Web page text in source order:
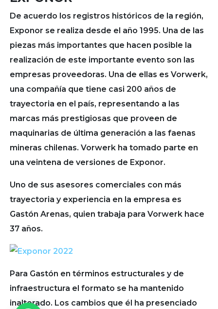
De acuerdo los registros históricos de la región,
Exponor se realiza desde el año 1995. Una de las
piezas más importantes que hacen posible la
realización de este importante evento son las
empresas proveedoras. Una de ellas es Vorwerk,
una compañía que tiene casi 200 años de
trayectoria en el país, representando a las
marcas más prestigiosas que proveen de
maquinarias de última generación a las faenas
mineras chilenas. Vorwerk ha tomado parte en
una veintena de versiones de Exponor.
Uno de sus asesores comerciales con más
trayectoria y experiencia en la empresa es
Gastón Arenas, quien trabaja para Vorwerk hace
37 años.
Para Gastón en términos estructurales y de
infraestructura el formato se ha mantenido
inalterado. Los cambios que él ha presenciado